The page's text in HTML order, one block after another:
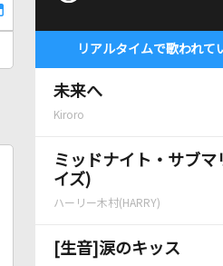
リアルタイムで歌われて
未来へ
Kiroro
ミッドナイト・サブマ
イズ)
ハーリー木村(HARRY)
[生音]涙のキッス